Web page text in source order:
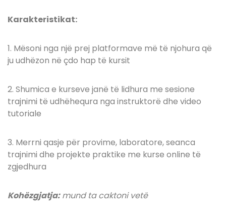
Karakteristikat:
1. Mësoni nga një prej platformave më të njohura që
ju udhëzon në çdo hap të kursit
2. Shumica e kurseve janë të lidhura me sesione
trajnimi të udhëhequra nga instruktorë dhe video
tutoriale
3. Merrni qasje për provime, laboratore, seanca
trajnimi dhe projekte praktike me kurse online të
zgjedhura
Kohëzgjatja:mund ta caktoni vetë